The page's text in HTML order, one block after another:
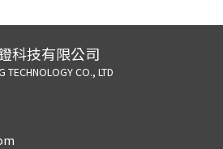
科技有限公司
TECHNOLOGY CO., LTD